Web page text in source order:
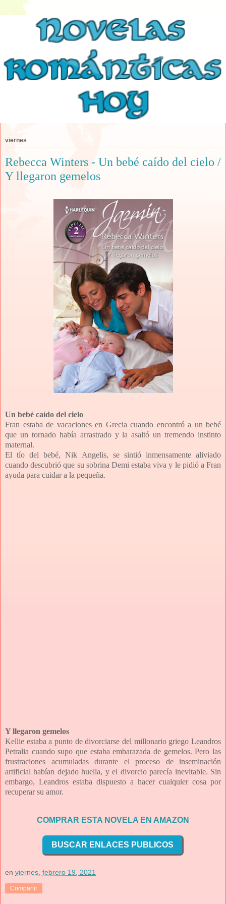
viernes
Rebecca Winters - Un bebé caído del cielo /
Y llegaron gemelos
Un bebé caído del cielo
Fran estaba de vacaciones en Grecia cuando encontró a un bebé
que un tornado había arrastrado y la asaltó un tremendo instinto
maternal.
El tío del bebé, Nik Angelis, se sintió inmensamente aliviado
cuando descubrió que su sobrina Demi estaba viva y le pidió a Fran
ayuda para cuidar a la pequeña.
Y llegaron gemelos
Kellie estaba a punto de divorciarse del millonario griego Leandros
Petralia cuando supo que estaba embarazada de gemelos. Pero las
frustraciones acumuladas durante el proceso de inseminación
artificial habían dejado huella, y el divorcio parecía inevitable. Sin
embargo, Leandros estaba dispuesto a hacer cualquier cosa por
recuperar su amor.
COMPRAR ESTA NOVELA EN AMAZON
BUSCAR ENLACES PUBLICOS
en viernes, febrero 19, 2021
Compartir